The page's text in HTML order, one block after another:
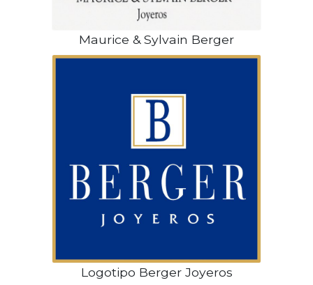
Maurice & Sylvain Berger
Logotipo Berger Joyeros